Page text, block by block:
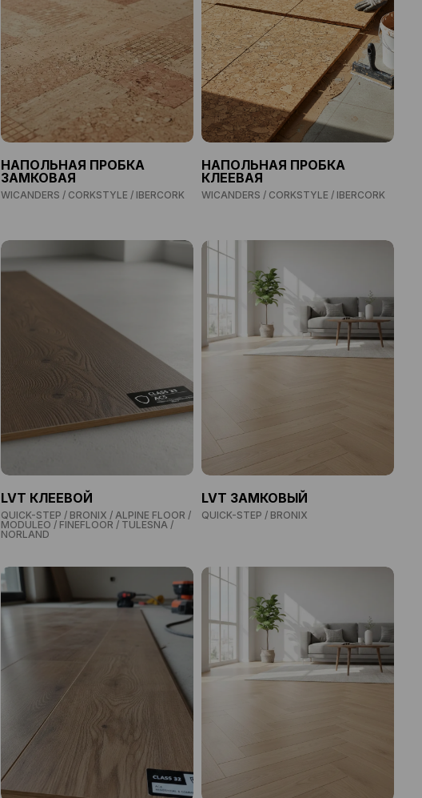
НАПОЛЬНАЯ ПРОБКА
ЗАМКОВАЯ
WICANDERS / CORKSTYLE / IBERCORK
НАПОЛЬНАЯ ПРОБКА
КЛЕЕВАЯ
WICANDERS / CORKSTYLE / IBERCORK
LVT КЛЕЕВОЙ
QUICK-STEP / BRONIX / ALPINE FLOOR /
MODULEO / FINEFLOOR / TULESNA /
NORLAND
LVT ЗАМКОВЫЙ
QUICK-STEP / BRONIX